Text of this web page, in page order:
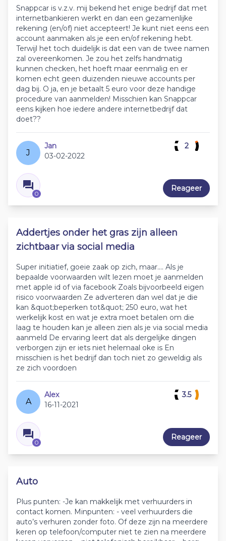
Snappcar is v.z.v. mij bekend het enige bedrijf dat met
internetbankieren werkt en dan een gezamenlijke
rekening (en/of) niet accepteert! Je kunt niet eens een
account aanmaken als je een en/of rekening hebt.
Terwijl het toch duidelijk is dat een van de twee namen
zal overeenkomen. Je zou het zelfs handmatig
kunnen checken, het hoeft maar eenmalig en er
komen echt geen duizenden nieuwe accounts per
dag bij. O ja, en je betaalt 5 euro voor deze handige
procedure van aanmelden! Misschien kan Snappcar
eens kijken hoe iedere andere internetbedrijf dat
doet??
J
Jan
03-02-2022
0
2
Reageer
Addertjes onder het gras zijn alleen
zichtbaar via social media
Super initiatief, goeie zaak op zich, maar.... Als je
bepaalde voorwaarden wilt lezen moet je aanmelden
met apple id of via facebook Zoals bijvoorbeeld eigen
risico voorwaarden Ze adverteren dan wel dat je die
kan &quot;beperken tot&quot; 250 euro, wat het
werkelijk kost en wat je extra moet betalen om die
laag te houden kan je alleen zien als je via social media
aanmeld De ervaring leert dat als dergelijke dingen
verborgen zijn er iets niet helemaal oke is En
misschien is het bedrijf dan toch niet zo geweldig als
ze zich voordoen
A
Alex
16-11-2021
0
3.5
Reageer
Auto
Plus punten: -Je kan makkelijk met verhuurders in
contact komen. Minpunten: - veel verhuurders die
auto’s verhuren zonder foto. Of deze zijn na meerdere
keren op telefoon/computer niet te zien na meerdere